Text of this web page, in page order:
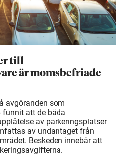
till
är momsbefriade
avgöranden som
funnit att de båda
av parkeringsplatser
av undantaget från
Beskeden innebär att